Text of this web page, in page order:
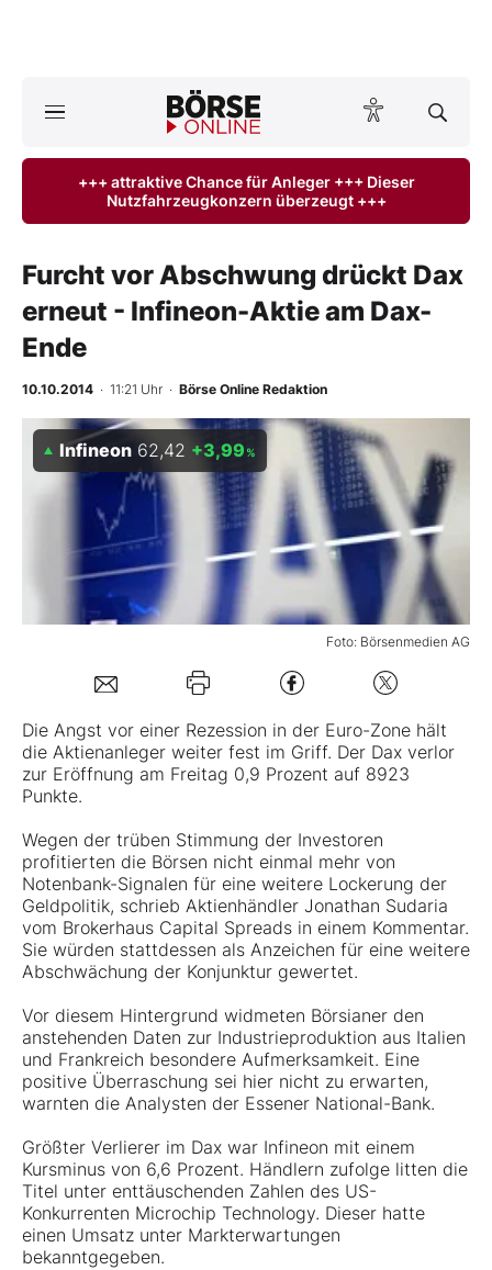
Anlageprodukte
Finanz-Check
Abo & Shop
Experten
Mein B:O
Mein Konto
Folgen Sie uns
+++ attraktive Chance für Anleger +++ Dieser
Nutzfahrzeugkonzern überzeugt +++
Furcht vor Abschwung drückt Dax
erneut - Infineon-Aktie am Dax-
Ende
10.10.2014 · 11:21 Uhr · Börse Online Redaktion
Foto: Börsenmedien AG
Infineon 62,42 +3,99 %
Die Angst vor einer Rezession in der Euro-Zone hält
die Aktienanleger weiter fest im Griff. Der Dax verlor
zur Eröffnung am Freitag 0,9 Prozent auf 8923
Punkte.
Wegen der trüben Stimmung der Investoren
profitierten die Börsen nicht einmal mehr von
Notenbank-Signalen für eine weitere Lockerung der
Geldpolitik, schrieb Aktienhändler Jonathan Sudaria
vom Brokerhaus Capital Spreads in einem Kommentar.
Sie würden stattdessen als Anzeichen für eine weitere
Abschwächung der Konjunktur gewertet.
Vor diesem Hintergrund widmeten Börsianer den
anstehenden Daten zur Industrieproduktion aus Italien
und Frankreich besondere Aufmerksamkeit. Eine
positive Überraschung sei hier nicht zu erwarten,
warnten die Analysten der Essener National-Bank.
Größter Verlierer im Dax war Infineon mit einem
Kursminus von 6,6 Prozent. Händlern zufolge litten die
Titel unter enttäuschenden Zahlen des US-
Konkurrenten Microchip Technology. Dieser hatte
einen Umsatz unter Markterwartungen
bekanntgegeben.